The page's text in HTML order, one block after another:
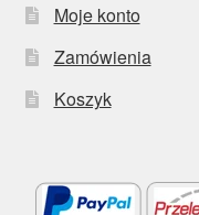
Moje konto
Zamówienia
Koszyk